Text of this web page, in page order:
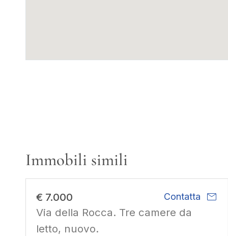
Immobili simili
€ 7.000 Contatta mail
Via della Rocca. Tre camere da
letto, nuovo.